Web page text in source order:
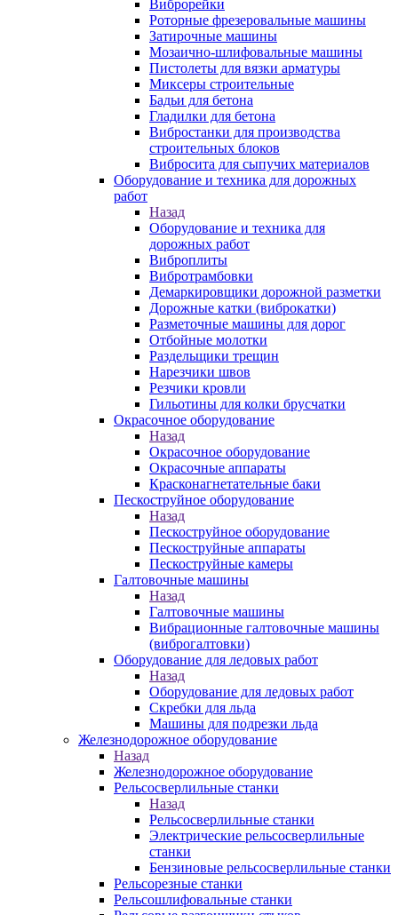
Виброрейки
Роторные фрезеровальные машины
Затирочные машины
Мозаично-шлифовальные машины
Пистолеты для вязки арматуры
Миксеры строительные
Бадьи для бетона
Гладилки для бетона
Вибростанки для производства
строительных блоков
Вибросита для сыпучих материалов
Оборудование и техника для дорожных
работ
Назад
Оборудование и техника для
дорожных работ
Виброплиты
Вибротрамбовки
Демаркировщики дорожной разметки
Дорожные катки (виброкатки)
Разметочные машины для дорог
Отбойные молотки
Раздельщики трещин
Нарезчики швов
Резчики кровли
Гильотины для колки брусчатки
Окрасочное оборудование
Назад
Окрасочное оборудование
Окрасочные аппараты
Красконагнетательные баки
Пескоструйное оборудование
Назад
Пескоструйное оборудование
Пескоструйные аппараты
Пескоструйные камеры
Галтовочные машины
Назад
Галтовочные машины
Вибрационные галтовочные машины
(виброгалтовки)
Оборудование для ледовых работ
Назад
Оборудование для ледовых работ
Скребки для льда
Машины для подрезки льда
Железнодорожное оборудование
Назад
Железнодорожное оборудование
Рельсосверлильные станки
Назад
Рельсосверлильные станки
Электрические рельсосверлильные
станки
Бензиновые рельсосверлильные станки
Рельсорезные станки
Рельсошлифовальные станки